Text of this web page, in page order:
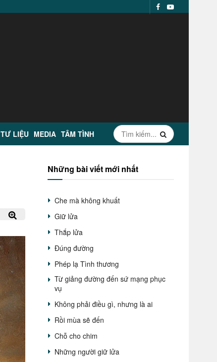
TƯ LIỆU MEDIA TÂM TÌNH
Những bài viết mới nhất
Che mà không khuất
Giữ lửa
Thắp lửa
Đúng đường
Phép lạ Tình thương
Từ giảng đường đến sứ mạng phục
vụ
Không phải điều gì, nhưng là ai
Rồi mùa sẽ đến
Chỗ cho chim
Những người giữ lửa